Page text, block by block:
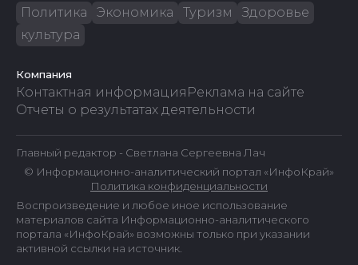
Политика Экономика Туризм
Здоровье
культура
Компания
Контактная информация Реклама на сайте
Отчеты о результатах деятельности
Главный редактор - Светлана Сергеевна Лач
© Информационно-аналитический портал «ИнфоКрай»
Политика конфиденциальности
Воспроизведение и любое иное использование
материалов сайта Информационно-аналитического
портала «ИнфоКрай» возможны только при указании
активной ссылки на источник.